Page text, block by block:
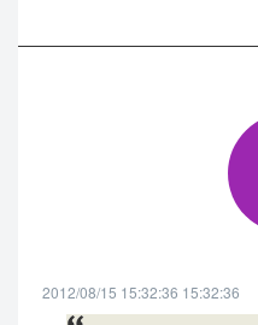
2012/08/15 15:32:36 15:32:36